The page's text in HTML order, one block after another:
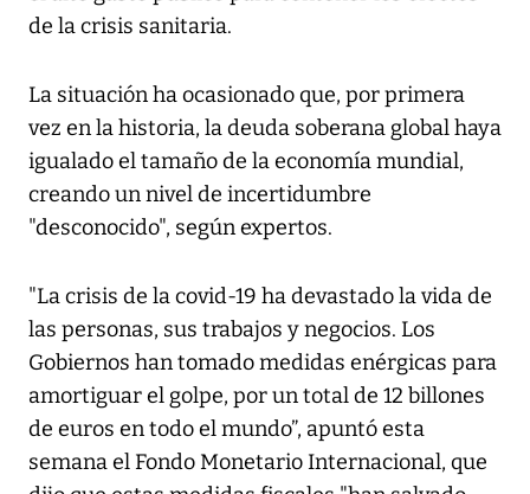
de la crisis sanitaria.
La situación ha ocasionado que, por primera
vez en la historia, la deuda soberana global haya
igualado el tamaño de la economía mundial,
creando un nivel de incertidumbre
"desconocido", según expertos.
"La crisis de la covid-19 ha devastado la vida de
las personas, sus trabajos y negocios. Los
Gobiernos han tomado medidas enérgicas para
amortiguar el golpe, por un total de 12 billones
de euros en todo el mundo”, apuntó esta
semana el Fondo Monetario Internacional, que